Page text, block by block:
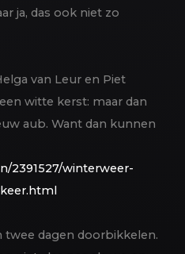
ja, das ook niet zo
van Leur en Piet
witte kerst: maar dan
aub. Want dan kunnen
2391527/winterweer-
twee dagen doorbikkelen.